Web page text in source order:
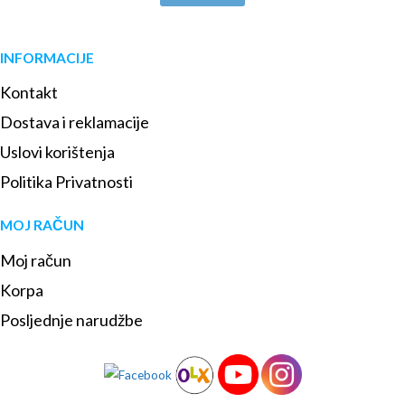
INFORMACIJE
Kontakt
Dostava i reklamacije
Uslovi korištenja
Politika Privatnosti
MOJ RAČUN
Moj račun
Korpa
Posljednje narudžbe